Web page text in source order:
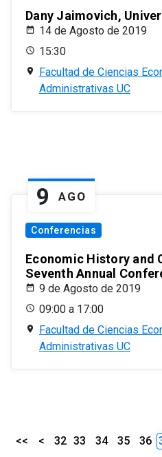
Dany Jaimovich,
14 de Agosto de 2019
15:30
Facultad de Ciencias
Administrativas UC
9 AGO
Conferencias
Economic History and
Seventh Annual
9 de Agosto de 2019
09:00 a 17:00
Facultad de Ciencias
Administrativas UC
<< < 32 33 34 35 36